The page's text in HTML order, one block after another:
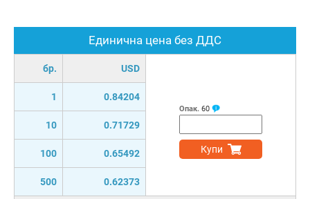
Единична цена без ДДС
бр. USD
1 0.84204
10 0.71729
100 0.65492
500 0.62373
Опак. 60
Купи